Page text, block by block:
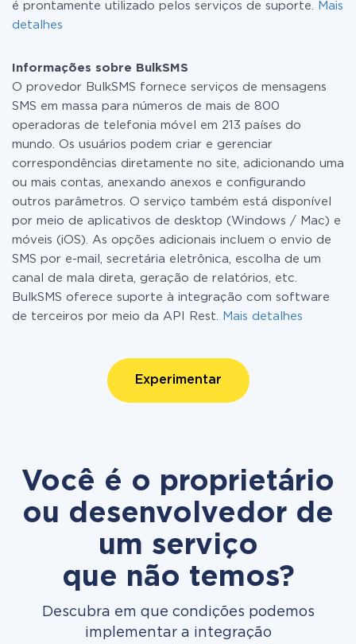
é prontamente utilizado pelos serviços de suporte.
Mais
detalhes
Informações sobre BulkSMS
O provedor BulkSMS fornece serviços de mensagens
SMS em massa para números de mais de 800
operadoras de telefonia móvel em 213 países do
mundo. Os usuários podem criar e gerenciar
correspondências diretamente no site, adicionando uma
ou mais contas, anexando anexos e configurando
outros parâmetros. O serviço também está disponível
por meio de aplicativos de desktop (Windows / Mac) e
móveis (iOS). As opções adicionais incluem o envio de
SMS por e-mail, secretária eletrônica, escolha de um
canal de mala direta, geração de relatórios, etc.
BulkSMS oferece suporte à integração com software
de terceiros por meio da API Rest.
Mais detalhes
Experimentar
Você é o proprietário
ou desenvolvedor de
um serviço
que não temos?
Descubra em que condições podemos
implementar a integração